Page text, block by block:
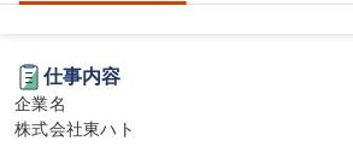
仕事内容
企業名
株式会社東ハト